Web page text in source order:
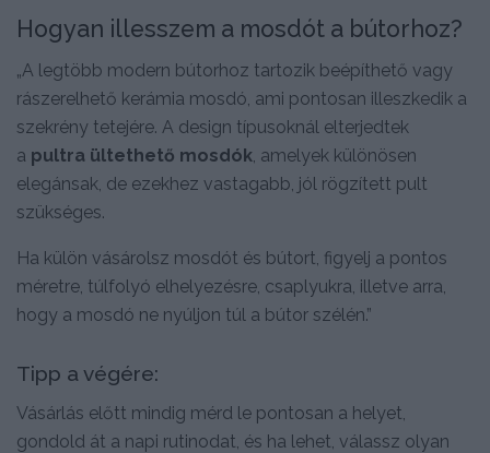
Hogyan illesszem a mosdót a bútorhoz?
„A legtöbb modern bútorhoz tartozik beépíthető vagy
rászerelhető kerámia mosdó, ami pontosan illeszkedik a
szekrény tetejére. A design típusoknál elterjedtek
a pultra ültethető mosdók, amelyek különösen
elegánsak, de ezekhez vastagabb, jól rögzített pult
szükséges.
Ha külön vásárolsz mosdót és bútort, figyelj a pontos
méretre, túlfolyó elhelyezésre, csaplyukra, illetve arra,
hogy a mosdó ne nyúljon túl a bútor szélén.”
Tipp a végére:
Vásárlás előtt mindig mérd le pontosan a helyet,
gondold át a napi rutinodat, és ha lehet, válassz olyan